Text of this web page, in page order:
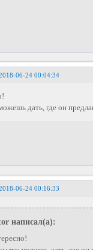
06-24 00:04:34
дать, где он
06-24 00:16:33
написал(а):